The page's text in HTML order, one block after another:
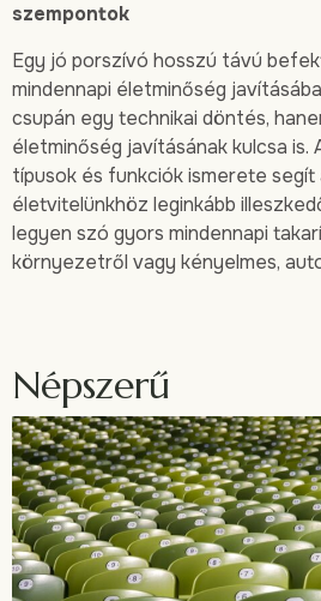
szempontok
Egy jó porszívó hosszú távú
mindennapi életminőség
csupán egy technikai döntés,
életminőség javításának kulcsa is.
típusok és funkciók ismerete segít
életvitelünkhöz leginkább
legyen szó gyors mindennapi
környezetről vagy kényelmes,
Népszerű